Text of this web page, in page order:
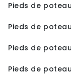
Pieds de
Pieds de
Pieds de
Pieds de